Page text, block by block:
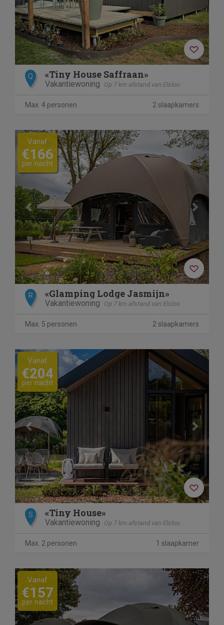
Q «Tiny House Saffraan»
Vakantiewoning Op 7 km afstand van Elsloo
Max. 4 personen 2 slaapkamers
Previous Next
Vanaf
€166
per nacht
R «Glamping Lodge Jasmijn»
Vakantiewoning Op 7 km afstand van Elsloo
Max. 5 personen 2 slaapkamers
Previous Next
Vanaf
€204
per nacht
S «Tiny House»
Vakantiewoning Op 7 km afstand van Elsloo
Max. 2 personen 1 slaapkamer
Previous Next
Vanaf
€157
per nacht